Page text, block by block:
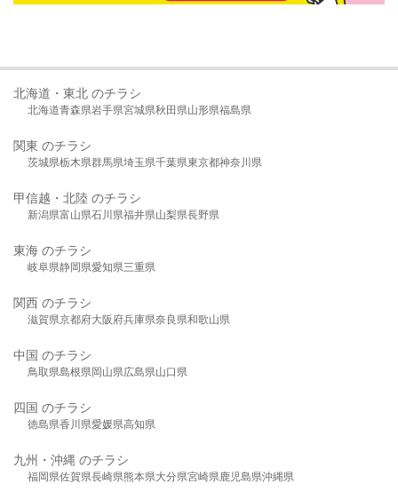
北海道・東北 のチラシ
北海道青森県岩手県宮城県秋田県山形県福島県
関東 のチラシ
茨城県栃木県群馬県埼玉県千葉県東京都神奈川県
甲信越・北陸 のチラシ
新潟県富山県石川県福井県山梨県長野県
東海 のチラシ
岐阜県静岡県愛知県三重県
関西 のチラシ
滋賀県京都府大阪府兵庫県奈良県和歌山県
中国 のチラシ
鳥取県島根県岡山県広島県山口県
四国 のチラシ
徳島県香川県愛媛県高知県
九州・沖縄 のチラシ
福岡県佐賀県長崎県熊本県大分県宮崎県鹿児島県沖縄県